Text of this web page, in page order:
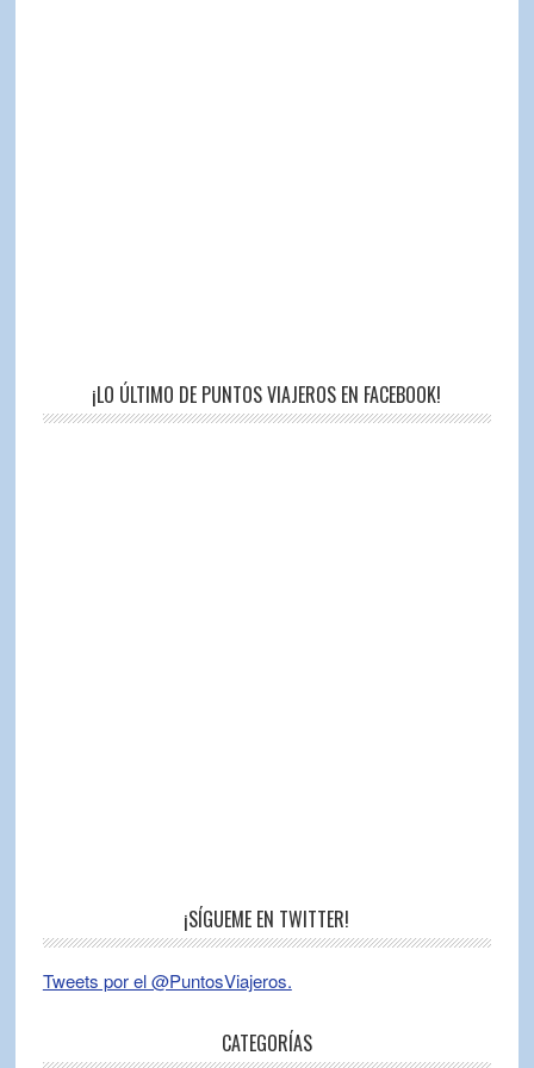
¡LO ÚLTIMO DE PUNTOS VIAJEROS EN FACEBOOK!
¡SÍGUEME EN TWITTER!
Tweets por el @PuntosViajeros.
CATEGORÍAS